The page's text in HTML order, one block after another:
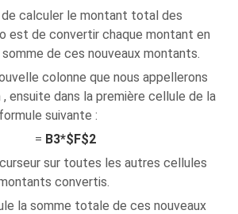
calculer le montant total des
est de convertir chaque montant en
de ces nouveaux montants.
colonne que nous appellerons
ensuite dans la première cellule de la
suivante :
B3*$F$2
sur toutes les autres cellules
convertis.
la somme totale de ces nouveaux